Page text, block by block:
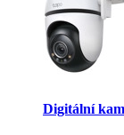
Digitální